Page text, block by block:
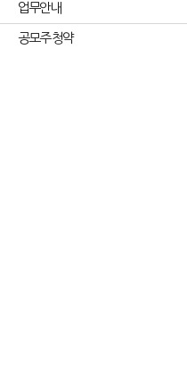
업무안내
공모주 청약